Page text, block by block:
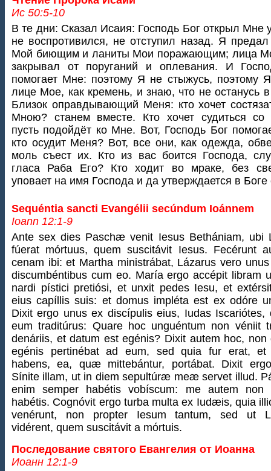
Ис 50:5-10
В те дни: Сказал Исаия: Господь Бог открыл Мне
не воспротивился, не отступил назад. Я предал
Мой биющим и ланиты Мои поражающим; лица
закрывал от поруганий и оплевания. И
помогает Мне: поэтому Я не стыжусь, поэтому
лице Мое, как кремень, и знаю, что не останусь
Близок оправдывающий Меня: кто хочет
Мною? станем вместе. Кто хочет судиться
пусть подойдёт ко Мне. Вот, Господь Бог
кто осудит Меня? Вот, все они, как одежда,
моль съест их. Кто из вас боится Господа,
гласа Раба Его? Кто ходит во мраке, без
уповает на имя Господа и да утверждается в
Sequéntia sancti Evangélii secúndum Ioánnem
Ioann 12:1-9
Ante sex dies Paschæ venit Iesus Bethániam, ubi
fúerat mórtuus, quem suscitávit Iesus. Fecérunt
cenam ibi: et Martha ministrábat, Lázarus vero
discumbéntibus cum eo. María ergo accépit libram
nardi pístici pretiósi, et unxit pedes Iesu, et
eius capíllis suis: et domus impléta est ex odóre
Dixit ergo unus ex discípulis eius, Iudas Iscariótes,
eum traditúrus: Quare hoc unguéntum non véniit
denáriis, et datum est egénis? Dixit autem hoc, non
egénis pertinébat ad eum, sed quia fur erat, et
habens, ea, quæ mittebántur, portábat. Dixit
Sínite illam, ut in diem sepultúræ meæ servet illud.
enim semper habétis vobíscum: me autem non
habétis. Cognóvit ergo turba multa ex Iudæis, quia
venérunt, non propter Iesum tantum, sed ut
vidérent, quem suscitávit a mórtuis.
Последование святого Евангелия от Иоанна
Иоанн 12:1-9